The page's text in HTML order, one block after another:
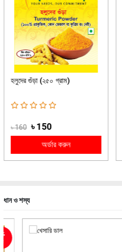
হলুদের গুঁড়া (২৫০ গ্রাম)
৳ 160 ৳ 150
অর্ডার করুন
ধান ও শস্য